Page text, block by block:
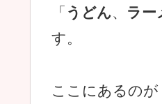
「 うどん、 ラー
す。
ここにあるのが